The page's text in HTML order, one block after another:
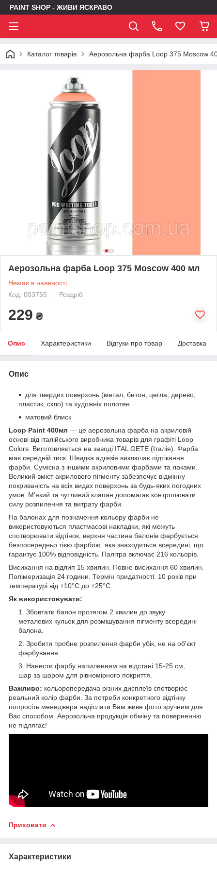
PAINT SHOP - ЖИВИ ЯСКРАВО
Каталог товарів Аерозольна фарба Loop 375 Moscow
Аерозольна фарба Loop 375 Moscow 400 мл
Немає в наявності
Код: 003755
Роздріб
229 ₴
Опис Характеристики Відгуки про товар Доставка
Опис
для твердих поверхонь (метал, бетон, цегла, дерево,
пластик, скло) та художніх полотен
матовий блиск
Loop Paint 400мл — це аерозольна фарба на акриловій
основі від італійського виробника товарів для графіті Loop
Colors. Виготовляється на заводі ITAL GETE (Італія). Фарба
має середній тиск. Швидка адгезія виключає підтікання
фарби. Сумісна з іншими акриловими фарбами та лаками.
Великий вміст акрилового пігменту забезпечує відмінну
покриваність на всіх видах поверхонь за будь-яких погодних
умов. М'який та чутливий клапан допомагає контролювати
силу розпилення та витрату фарби.
На балонах для позначення кольору фарби не
використовуються пластмасові накладки, які можуть
спотворювати відтінок, верхня частина балонів фарбується
безпосередньо тією фарбою, яка знаходиться всередині, що
гарантує 100% відповідність. Палітра включає 216 кольорів.
Висихання на відлип 15 хвилин. Повне висихання 60 хвилин.
Полімеризація 24 години. Термін придатності: 10 років при
температурі від +10°C до +25°C.
Як використовувати:
Збовтати балон протягом 2 хвилин до звуку
металевих кульок для розмішування пігменту всередині
балона.
Зробити пробне розпилення фарби убік, не на об'єкт
фарбування.
Нанести фарбу напиленням на відстані 15-25 см,
шар за шаром для рівномірного покриття.
Важливо: кольоропередача різних дисплеїв спотворює
реальний колір фарби. За потреби конкретного відтінку
попросіть менеджера надіслати Вам живе фото зручним для
Вас способом. Аерозольна продукція обміну та поверненню
не підлягає!
Приховати
Характеристики